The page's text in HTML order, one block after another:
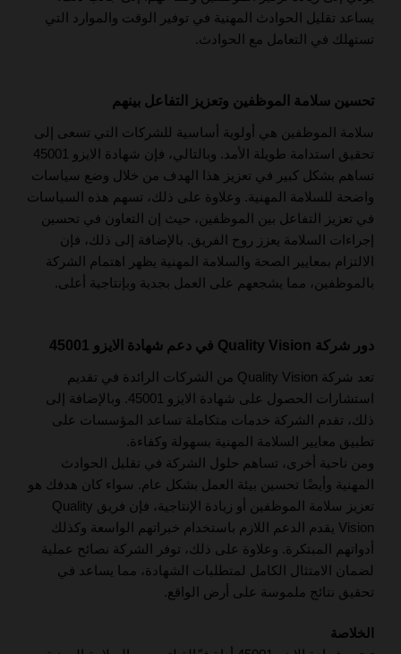
يساعد تقليل الحوادث المهنية في توفير الوقت والموارد التي
تستهلك في التعامل مع الحوادث.
تحسين سلامة الموظفين وتعزيز التفاعل بينهم
سلامة الموظفين هي أولوية أساسية للشركات التي تسعى إلى
تحقيق استدامة طويلة الأمد. وبالتالي، فإن شهادة الايزو 45001
تساهم بشكل كبير في تعزيز هذا الهدف من خلال وضع سياسات
واضحة للسلامة المهنية. وعلاوة على ذلك، تسهم هذه السياسات
في تعزيز التفاعل بين الموظفين، حيث إن التعاون في تحسين
إجراءات السلامة يعزز روح الفريق. بالإضافة إلى ذلك، فإن
الالتزام بمعايير الصحة والسلامة المهنية يظهر اهتمام الشركة
بالموظفين، مما يشجعهم على العمل بجدية وبإنتاجية أعلى.
دور شركة Quality Vision في دعم شهادة الايزو 45001
تعد شركة Quality Vision من الشركات الرائدة في تقديم
استشارات الحصول على شهادة الايزو 45001. وبالإضافة إلى
ذلك، تقدم الشركة خدمات متكاملة تساعد المؤسسات على
تطبيق معايير السلامة المهنية بسهولة وكفاءة.
ومن ناحية أخرى، تساهم حلول الشركة في تقليل الحوادث
المهنية وأيضًا تحسين بيئة العمل بشكل عام. سواء كان هدفك هو
تعزيز سلامة الموظفين أو زيادة الإنتاجية، فإن فريق Quality
Vision يقدم الدعم اللازم باستخدام خبراتهم الواسعة وكذلك
أدواتهم المبتكرة. وعلاوة على ذلك، توفر الشركة نصائح عملية
لضمان الامتثال الكامل لمتطلبات الشهادة، مما يساعد في
تحقيق نتائج ملموسة على أرض الواقع.
الخلاصة